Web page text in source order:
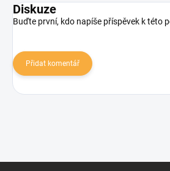
Diskuze
Buďte první, kdo napíše příspěvek k této
Přidat komentář